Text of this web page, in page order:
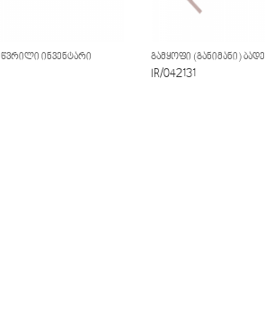
ᲬᲕᲠᲘᲚᲘ ᲘᲜᲕᲔᲜᲢᲐᲠᲘ ᲒᲐᲛᲧᲝᲤᲘ (ᲒᲐᲜᲘᲛᲐᲜᲘ) ᲑᲐᲓᲔ
IR/042131